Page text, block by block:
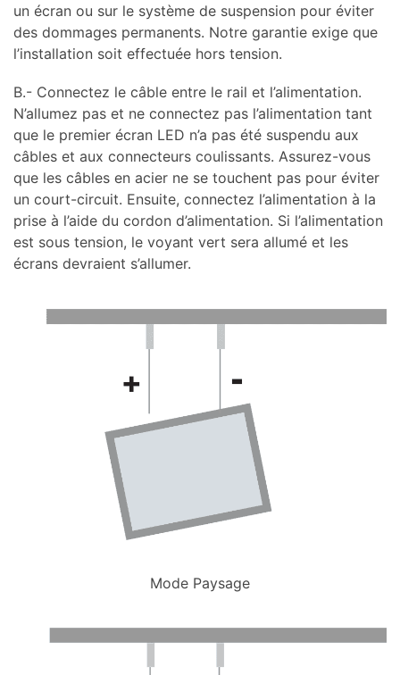
un écran ou sur le système de suspension pour éviter
des dommages permanents. Notre garantie exige que
l’installation soit effectuée hors tension.
B.- Connectez le câble entre le rail et l’alimentation.
N’allumez pas et ne connectez pas l’alimentation tant
que le premier écran LED n’a pas été suspendu aux
câbles et aux connecteurs coulissants. Assurez-vous
que les câbles en acier ne se touchent pas pour éviter
un court-circuit. Ensuite, connectez l’alimentation à la
prise à l’aide du cordon d’alimentation. Si l’alimentation
est sous tension, le voyant vert sera allumé et les
écrans devraient s’allumer.
Mode Paysage